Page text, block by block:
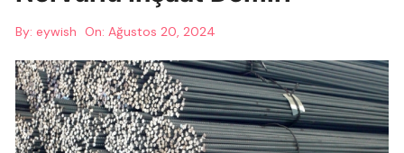
By: eywish On:Ağustos 20, 2024